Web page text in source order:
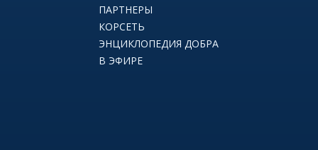
ПАРТНЕРЫ
КОРСЕТЬ
ЭНЦИКЛОПЕДИЯ ДОБРА
В ЭФИРЕ